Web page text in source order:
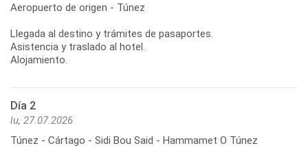
Aeropuerto de origen - Túnez
Llegada al destino y trámites de pasaportes.
Asistencia y traslado al hotel.
Alojamiento.
Día 2
lu, 27.07.2026
Túnez - Cártago - Sidi Bou Said - Hammamet O Túnez